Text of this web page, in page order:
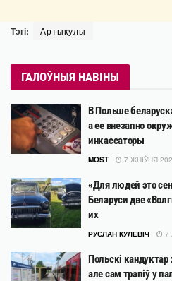
Тэгі: Артыкулы
ГАЛОЎНЫЯ НАВІНЫ
В Польше
а ее внезапно
инкассаторы
MOST 7 ЖНІЎНЯ
«Для людей это
Беларуси две
их
РУСЛАН КУЛЕВІЧ 7
Польскі
але сам трапіў у